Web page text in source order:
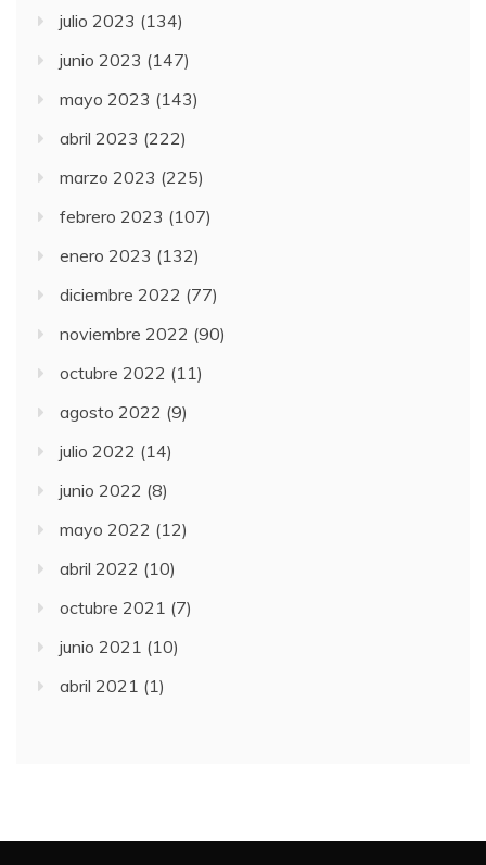
julio 2023 (134)
junio 2023 (147)
mayo 2023 (143)
abril 2023 (222)
marzo 2023 (225)
febrero 2023 (107)
enero 2023 (132)
diciembre 2022 (77)
noviembre 2022 (90)
octubre 2022 (11)
agosto 2022 (9)
julio 2022 (14)
junio 2022 (8)
mayo 2022 (12)
abril 2022 (10)
octubre 2021 (7)
junio 2021 (10)
abril 2021 (1)